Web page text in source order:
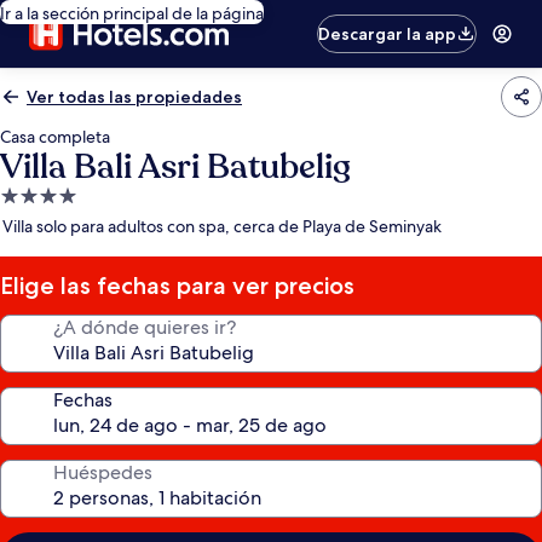
Ir a la sección principal de la página
Descargar la app
Ver todas las propiedades
Casa completa
Villa Bali Asri Batubelig
Propiedad
de
estrellas
Villa solo para adultos con spa, cerca de Playa de Seminyak
Elige las fechas para ver precios
¿A dónde quieres ir?
Fechas
Huéspedes